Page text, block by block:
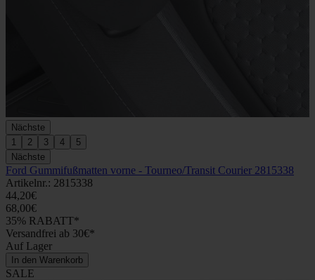
Nächste
1
2 3 4
5
Nächste
Ford Gummifußmatten vorne - Tourneo/Transit Courier 2815338
Artikelnr.: 2815338
44,20€
68,00€
35% RABATT*
Versandfrei ab 30€*
Auf Lager
In den Warenkorb
SALE